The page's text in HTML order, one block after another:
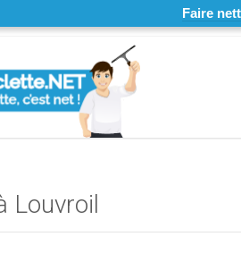
Faire
Louvroil